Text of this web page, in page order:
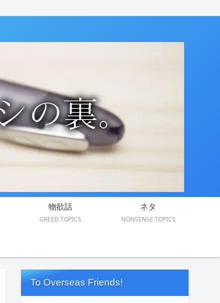
物欲話
GREED TOPICS
ネタ
NONSENSE TOPICS
To Overseas Friends!